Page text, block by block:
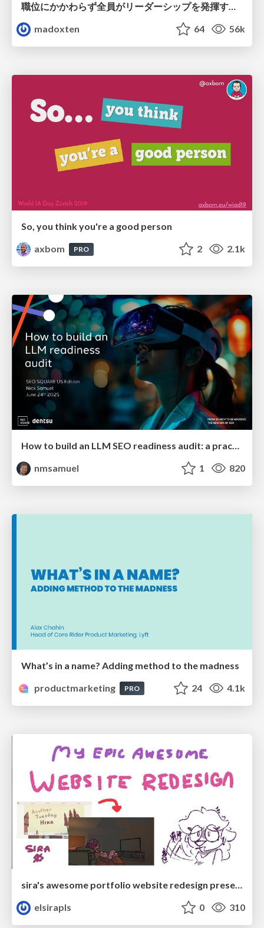
職位にかかわらず全員がリーダーシップを発揮するチーム作り / Building a team where everyone can demonstrate leadership regardless of position
madoxten
64 56k
So, you think you're a good person
axbom
PRO 2 2.1k
How to build an LLM SEO readiness audit: a practical framework
nmsamuel
1 820
What’s in a name? Adding method to the madness
productmarketing
PRO 24 4.1k
sira's awesome portfolio website redesign presentation
elsirapls
0 310